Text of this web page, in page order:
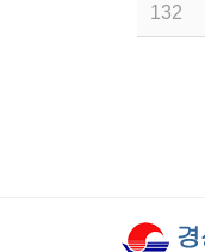
132